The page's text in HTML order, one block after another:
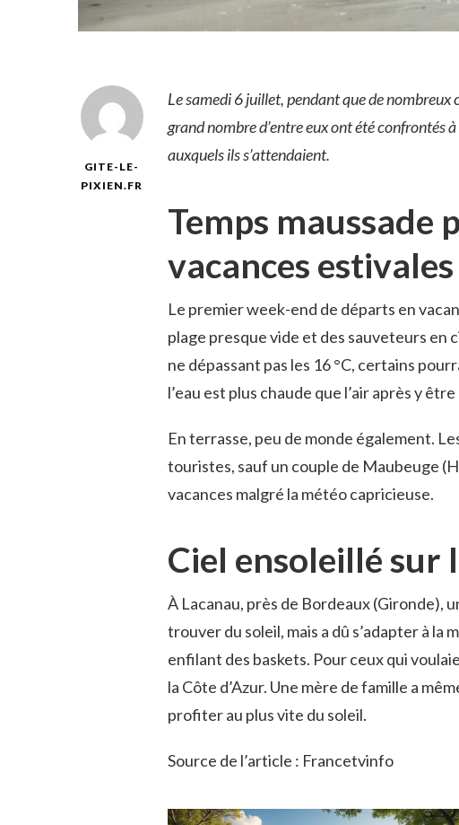
GITE-LE-
PIXIEN.FR
Le samedi 6 juillet, pendant que de
grand nombre d’entre eux ont été confrontés
auxquels ils s’attendaient.
Temps maussade
vacances estivales
Le premier week-end de départs en
plage presque vide et des sauveteurs en
ne dépassant pas les 16 °C, certains
l’eau est plus chaude que l’air après y
En terrasse, peu de monde également.
touristes, sauf un couple de Maubeuge
vacances malgré la météo capricieuse.
Ciel ensoleillé sur
À Lacanau, près de Bordeaux (Gironde),
trouver du soleil, mais a dû s’adapter à la
enfilant des baskets. Pour ceux qui
la Côte d’Azur. Une mère de famille a
profiter au plus vite du soleil.
Source de l’article : Francetvinfo